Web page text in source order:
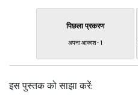
पिछला प्रकरण
अपना आकाश - 1
इस पुस्तक को साझा करें: